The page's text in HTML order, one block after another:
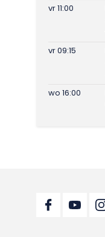
vr 11:00
vr 09:15
wo 16:00